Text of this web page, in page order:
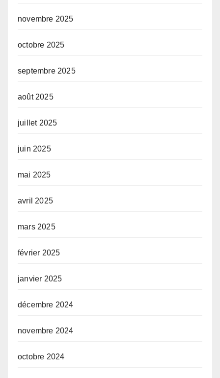
novembre 2025
octobre 2025
septembre 2025
août 2025
juillet 2025
juin 2025
mai 2025
avril 2025
mars 2025
février 2025
janvier 2025
décembre 2024
novembre 2024
octobre 2024